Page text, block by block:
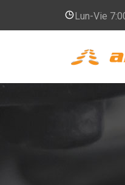
Lun-Vie